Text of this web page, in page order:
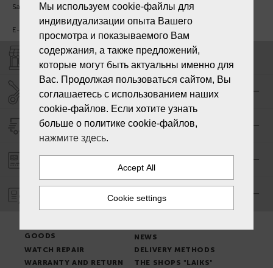
Sat - Sun. - Out.
E-mail:
SHOPS "LAIKS"
SERVICE CENTER "LAIKS"
DELIVERY
PAYMENT ORDER
GOODS
NEWS
WATCH REPAIR
DELIVERY METHODS
WARRANTY AND RETURN
THE SHOPS "LAIKS"
Мы используем cookie-файлы для
индивидуализации опыта Вашего
просмотра и показываемого Вам
содержания, а также предложений,
которые могут быть актуальны именно для
Вас. Продолжая пользоваться сайтом, Вы
соглашаетесь с использованием наших
cookie-файлов. Если хотите узнать
больше о политике cookie-файлов,
нажмите здесь.